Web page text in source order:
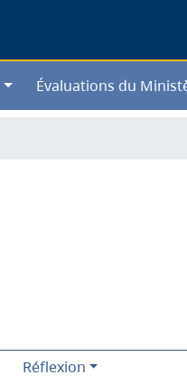
main
content
Évaluations du
Réflexion